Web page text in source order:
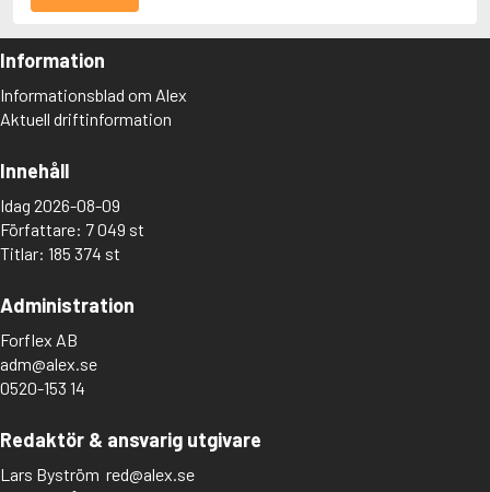
Information
Informationsblad om Alex
Aktuell driftinformation
Innehåll
Idag 2026-08-09
Författare: 7 049 st
Titlar: 185 374 st
Administration
Forflex AB
adm@alex.se
0520-153 14
Redaktör & ansvarig utgivare
Lars Byström red@alex.se